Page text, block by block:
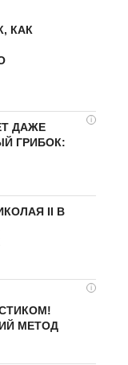
КАК
i
ДАЖЕ
ГРИБОК:
II В
i
МЕТОД